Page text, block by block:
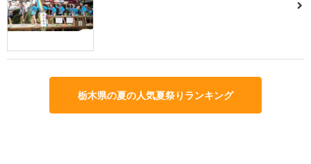
栃木県の夏の人気夏祭りランキング